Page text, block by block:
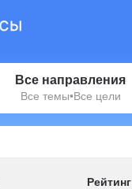
Все направления
Все темы•Все цели
Рейтинг